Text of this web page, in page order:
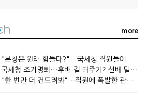
more
"본청은 원래 힘들다?"…국세청 직원들이 떠나는 이유
국세청 조기명퇴…후배 길 터주기? 선배 밀어내기?
"한 번만 더 건드려봐"…직원에 폭발한 관세청장, 왜?